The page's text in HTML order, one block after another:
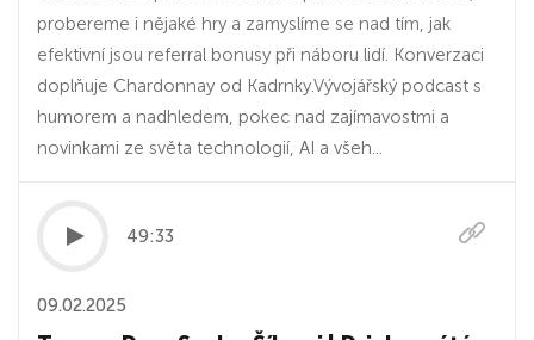
probereme i nějaké hry a zamyslíme se nad tím, jak
efektivní jsou referral bonusy při náboru lidí. Konverzaci
doplňuje Chardonnay od Kadrnky.Vývojářský podcast s
humorem a nadhledem, pokec nad zajímavostmi a
novinkami ze světa technologií, AI a všeh...
49:33
09.02.2025